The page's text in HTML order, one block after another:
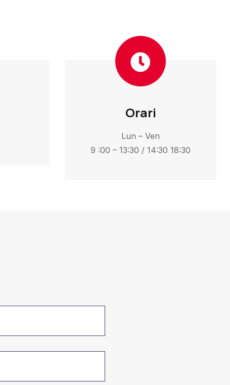
Orari
Lun – Ven
9 :00 – 13:30 / 14:30 18:30